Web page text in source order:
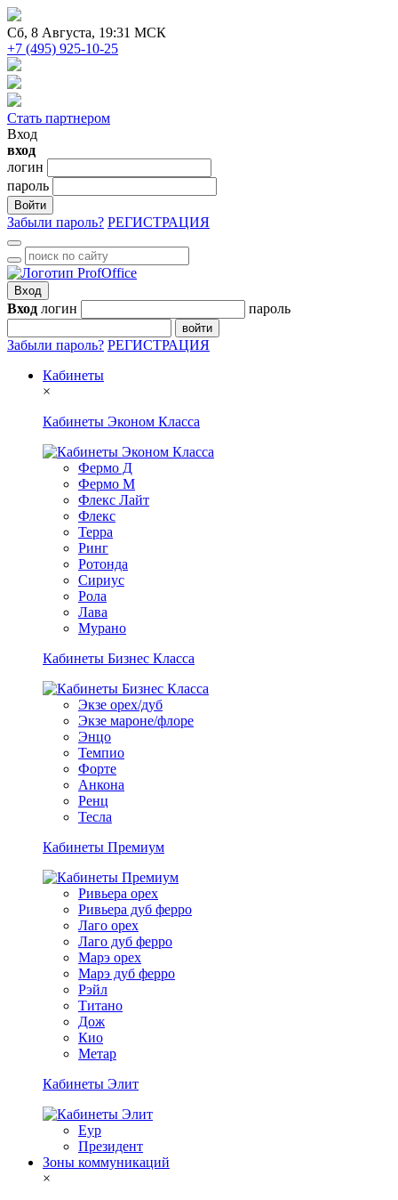
Сб, 8 Августа, 19:31 МСК
+7 (495) 925-10-25
Стать партнером
Вход
вход
логин
пароль
Войти
Забыли пароль? РЕГИСТРАЦИЯ
Вход
Вход логин пароль
войти
Забыли пароль? РЕГИСТРАЦИЯ
Кабинеты
×
Кабинеты Эконом Класса
Фермо Д
Фермо М
Флекс Лайт
Флекс
Терра
Ринг
Ротонда
Сириус
Рола
Лава
Мурано
Кабинеты Бизнес Класса
Экзе орех/дуб
Экзе мароне/флоре
Энцо
Темпио
Форте
Анкона
Ренц
Тесла
Кабинеты Премиум
Ривьера орех
Ривьера дуб ферро
Лаго орех
Лаго дуб ферро
Марэ орех
Марэ дуб ферро
Рэйл
Титано
Дож
Кио
Метар
Кабинеты Элит
Еур
Президент
Зоны коммуникаций
×